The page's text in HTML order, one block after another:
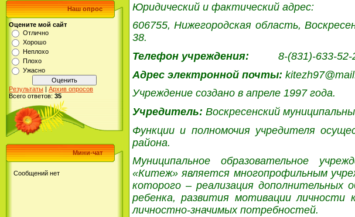
Наш опрос
Оцените мой сайт
Отлично
Хорошо
Неплохо
Плохо
Ужасно
Результаты | Архив опросов
Всего ответов: 35
Мини-чат
Юридический и фактический адрес:
606755, Нижегородская область,
38.
Телефон учреждения: 8-(831)-633-52-
Адрес электронной почты:
Учреждение создано в апреле 1997 года.
Учредитель: Воскресенский
Функции и полномочия учредителя
района.
Муниципальное образовательное
«Китеж» является многопрофильным
которого – реализация дополнительных
ребенка, развития мотивации личности
личностно-значимых потребностей.